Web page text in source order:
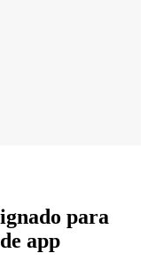
para
app